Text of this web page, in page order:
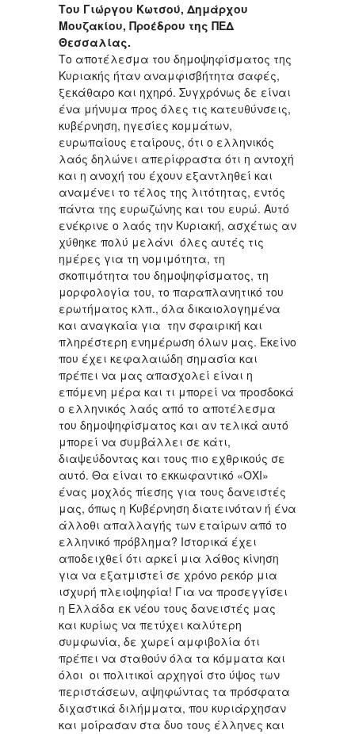
Του Γιώργου Κωτσού, Δημάρχου
Μουζακίου, Προέδρου της ΠΕΔ
Θεσσαλίας.
Το αποτέλεσμα του δημοψηφίσματος της
Κυριακής ήταν αναμφισβήτητα σαφές,
ξεκάθαρο και ηχηρό. Συγχρόνως δε είναι
ένα μήνυμα προς όλες τις κατευθύνσεις,
κυβέρνηση, ηγεσίες κομμάτων,
ευρωπαίους εταίρους, ότι ο ελληνικός
λαός δηλώνει απερίφραστα ότι η αντοχή
και η ανοχή του έχουν εξαντληθεί και
αναμένει το τέλος της λιτότητας, εντός
πάντα της ευρωζώνης και του ευρώ. Αυτό
ενέκρινε ο λαός την Κυριακή, ασχέτως αν
χύθηκε πολύ μελάνι όλες αυτές τις
ημέρες για τη νομιμότητα, τη
σκοπιμότητα του δημοψηφίσματος, τη
μορφολογία του, το παραπλανητικό του
ερωτήματος κλπ., όλα δικαιολογημένα
και αναγκαία για την σφαιρική και
πληρέστερη ενημέρωση όλων μας. Εκείνο
που έχει κεφαλαιώδη σημασία και
πρέπει να μας απασχολεί είναι η
επόμενη μέρα και τι μπορεί να προσδοκά
ο ελληνικός λαός από το αποτέλεσμα
του δημοψηφίσματος και αν τελικά αυτό
μπορεί να συμβάλλει σε κάτι,
διαψεύδοντας και τους πιο εχθρικούς σε
αυτό. Θα είναι το εκκωφαντικό «ΟΧΙ»
ένας μοχλός πίεσης για τους δανειστές
μας, όπως η Κυβέρνηση διατεινόταν ή ένα
άλλοθι απαλλαγής των εταίρων από το
ελληνικό πρόβλημα? Ιστορικά έχει
αποδειχθεί ότι αρκεί μια λάθος κίνηση
για να εξατμιστεί σε χρόνο ρεκόρ μια
ισχυρή πλειοψηφία! Για να προσεγγίσει
η Ελλάδα εκ νέου τους δανειστές μας
και κυρίως να πετύχει καλύτερη
συμφωνία, δε χωρεί αμφιβολία ότι
πρέπει να σταθούν όλα τα κόμματα και
όλοι οι πολιτικοί αρχηγοί στο ύψος των
περιστάσεων, αψηφώντας τα πρόσφατα
διχαστικά διλήμματα, που κυριάρχησαν
και μοίρασαν στα δυο τους έλληνες και